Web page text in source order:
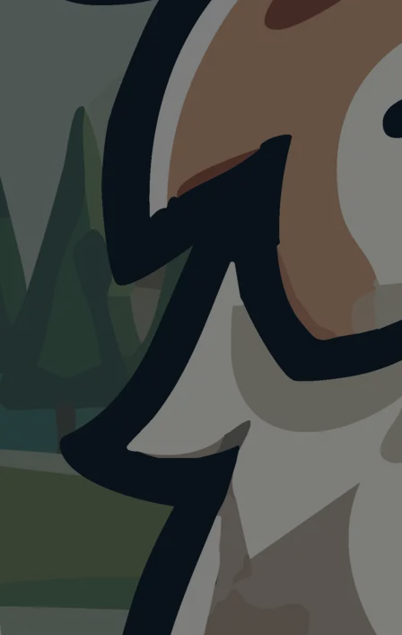
Mannheim
mit
Hund.
3+
HUNDEPLÄTZE
0+
HUNDESTRÄNDE
0+
WANDERUNGEN
0+
RESTAURANTS
Karlsruhe ist ein tolles Ziel für entspannte
und abwechslungsreiche Ausflüge mit
Deiner Fellnase. Zwischen weitläufigen